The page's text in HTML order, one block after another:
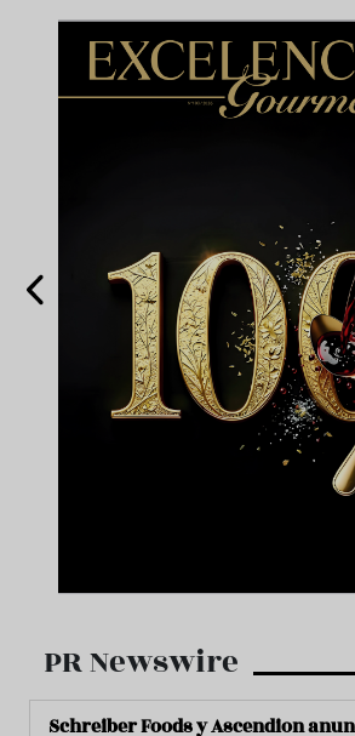
PR Newswire
Schreiber Foods y Ascendion